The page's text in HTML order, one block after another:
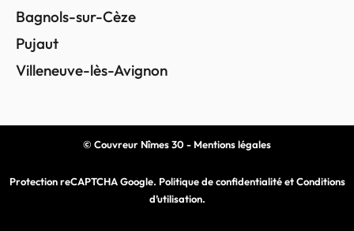
Bagnols-sur-Cèze
Pujaut
Villeneuve-lès-Avignon
© Couvreur Nîmes 30 - Mentions légales
Protection reCAPTCHA Google. Politique de confidentialitéetConditions
d’utilisation.